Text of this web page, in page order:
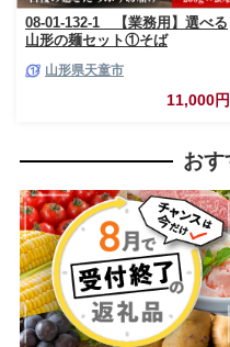
08-01-132-1 【業務用】選べる
山形の麺セット①そば
山形県天童市
11,000円
おす